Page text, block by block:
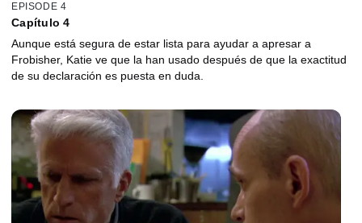
EPISODE 4
Capítulo 4
Aunque está segura de estar lista para ayudar a apresar a
Frobisher, Katie ve que la han usado después de que la exactitud
de su declaración es puesta en duda.